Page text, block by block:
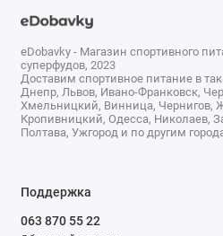
eDobavky - Магазин спортивного
суперфудов, 2023
Доставим спортивное питание в
Днепр, Львов, Ивано-Франковск,
Хмельницкий, Винница, Чернигов,
Кропивницкий, Одесса, Николаев,
Полтава, Ужгород и по другим
Поддержка
063 870 55 22